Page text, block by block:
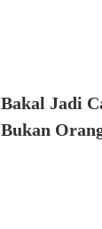
Bakal Jadi
Bukan